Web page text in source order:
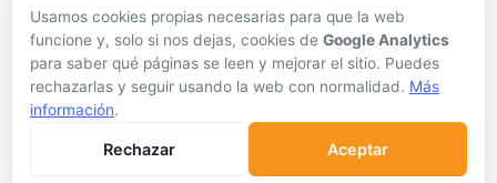
DeFi
Trading
Glosario
Usamos cookies propias necesarias para que la web
funcione y, solo si nos dejas, cookies de Google Analytics
para saber qué páginas se leen y mejorar el sitio. Puedes
rechazarlas y seguir usando la web con normalidad. Más
información.
Rechazar Aceptar